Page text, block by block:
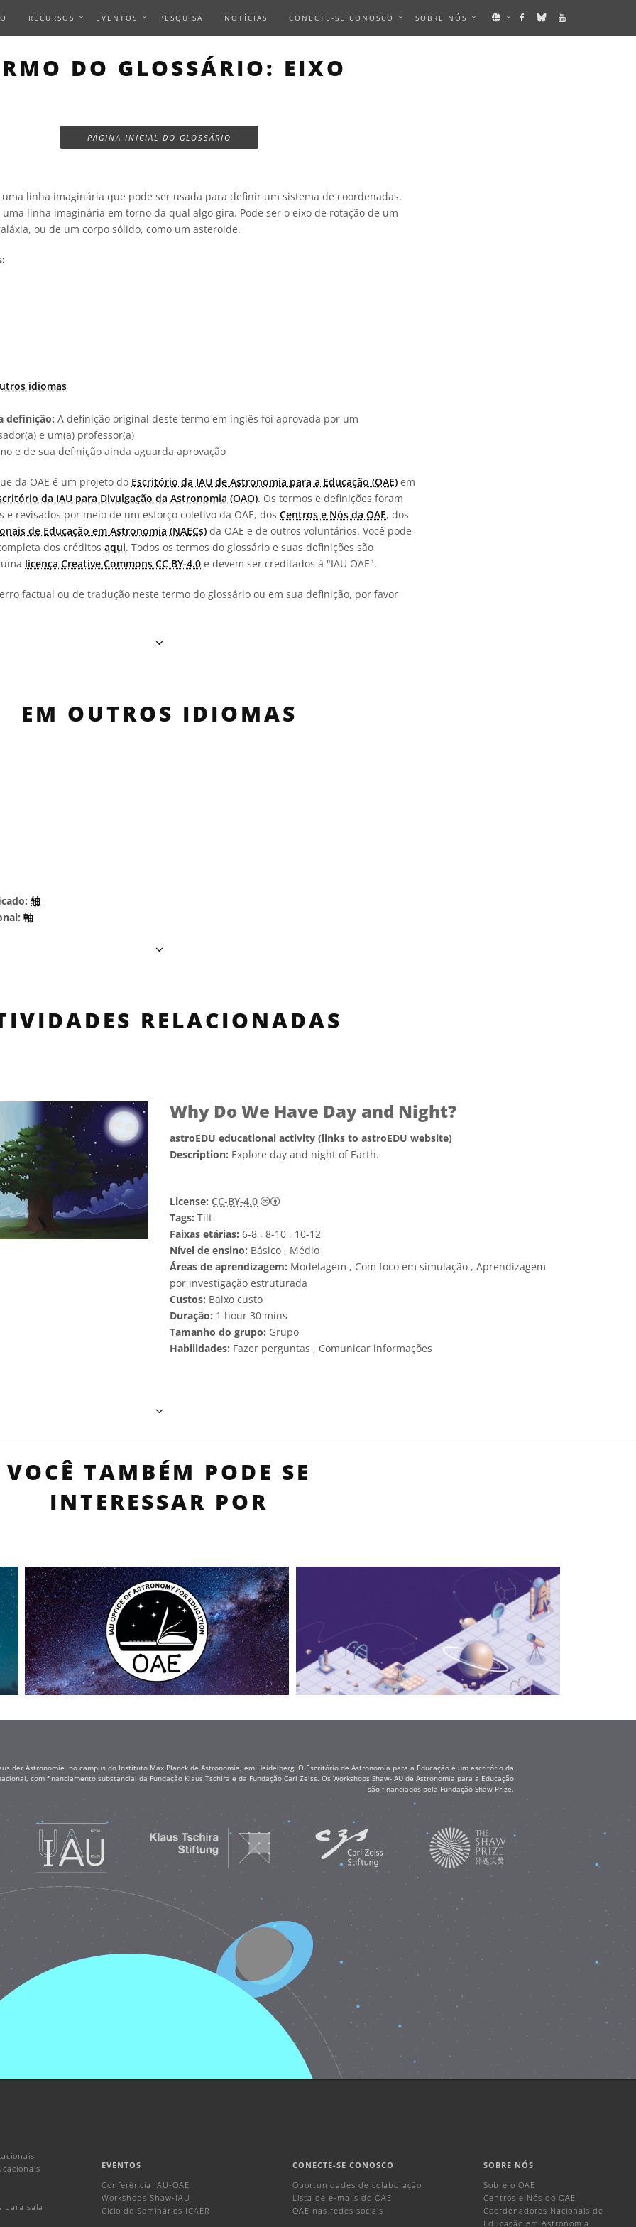
RECURSOS EVENTOS PESQUISA NOTÍCIAS CONECTE-SE CONOSCO SOBRE NÓS
DO GLOSSÁRIO: EIXO
PÁGINA INICIAL DO GLOSSÁRIO
linha imaginária que pode ser usada para definir um sistema de coordenadas.
uma linha imaginária em torno da qual algo gira. Pode ser o eixo de rotação de um
ou de um corpo sólido, como um asteroide.
idiomas
definição: A definição original deste termo em inglês foi aprovada por um
e um(a) professor(a)
e de sua definição ainda aguarda aprovação
da OAE é um projeto do Escritório da IAU de Astronomia para a Educação (OAE) em
da IAU para Divulgação da Astronomia (OAO). Os termos e definições foram
e revisados por meio de um esforço coletivo da OAE, dos Centros e Nós da OAE, dos
de Educação em Astronomia (NAECs) da OAE e de outros voluntários. Você pode
dos créditos aqui. Todos os termos do glossário e suas definições são
licença Creative Commons CC BY-4.0 e devem ser creditados à "IAU OAE".
factual ou de tradução neste termo do glossário ou em sua definição, por favor
EM OUTROS IDIOMAS
轴
軸
RELACIONADAS
Why Do We Have Day and Night?
astroEDU educational activity (links to astroEDU website)
Description: Explore day and night of Earth.
License: CC-BY-4.0
Creative Commons Attribution 4.0 International (CC BY 4.0) ícones
Tags: Tilt
Faixas etárias: 6-8 , 8-10 , 10-12
Nível de ensino: Básico , Médio
Áreas de aprendizagem: Modelagem , Com foco em simulação , Aprendizagem
por investigação estruturada
Custos: Baixo custo
Duração: 1 hour 30 mins
Tamanho do grupo: Grupo
Habilidades: Fazer perguntas , Comunicar informações
VOCÊ TAMBÉM PODE SE
INTERESSAR POR
der Astronomie, no campus do Instituto Max Planck de Astronomia, em Heidelberg. O Escritório de Astronomia para a Educação é um escritório da
com financiamento substancial da Fundação Klaus Tschira e da Fundação Carl Zeiss. Os Workshops Shaw-IAU de Astronomia para a Educação
são financiados pela Fundação Shaw Prize.
para sala
EVENTOS
Conferência IAU-OAE
Workshops Shaw-IAU
Ciclo de Seminários ICAER
CONECTE-SE CONOSCO
Oportunidades de colaboração
Lista de e-mails do OAE
OAE nas redes sociais
SOBRE NÓS
Sobre o OAE
Centros e Nós do OAE
Coordenadores Nacionais de
Educação em Astronomia